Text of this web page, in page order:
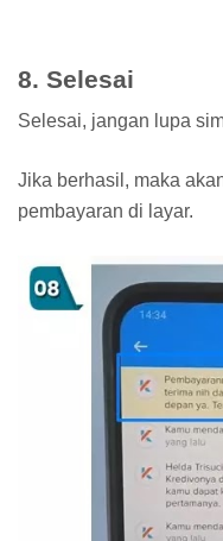
8. Selesai
Selesai, jangan lupa
Jika berhasil, maka
pembayaran di layar.